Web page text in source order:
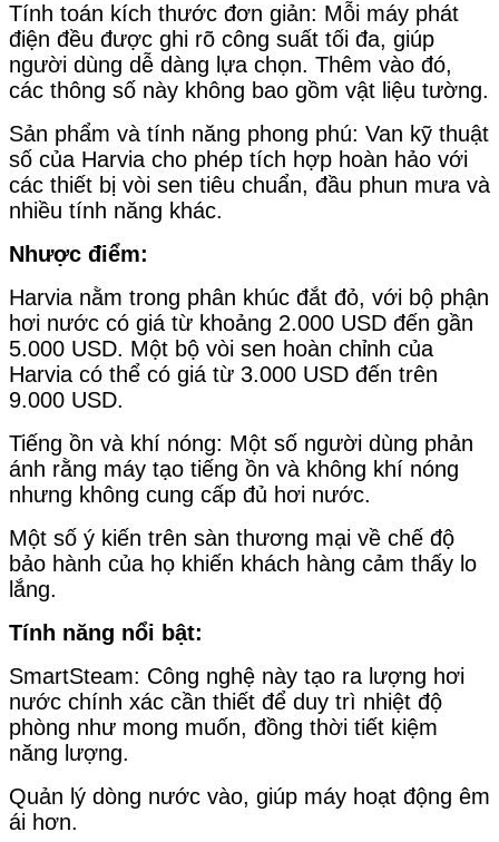
Tính toán kích thước đơn giản: Mỗi máy phát
điện đều được ghi rõ công suất tối đa, giúp
người dùng dễ dàng lựa chọn. Thêm vào đó,
các thông số này không bao gồm vật liệu tường.
Sản phẩm và tính năng phong phú: Van kỹ thuật
số của Harvia cho phép tích hợp hoàn hảo với
các thiết bị vòi sen tiêu chuẩn, đầu phun mưa và
nhiều tính năng khác.
Nhược điểm:
Harvia nằm trong phân khúc đắt đỏ, với bộ phận
hơi nước có giá từ khoảng 2.000 USD đến gần
5.000 USD. Một bộ vòi sen hoàn chỉnh của
Harvia có thể có giá từ 3.000 USD đến trên
9.000 USD.
Tiếng ồn và khí nóng: Một số người dùng phản
ánh rằng máy tạo tiếng ồn và không khí nóng
nhưng không cung cấp đủ hơi nước.
Một số ý kiến trên sàn thương mại về chế độ
bảo hành của họ khiến khách hàng cảm thấy lo
lắng.
Tính năng nổi bật:
SmartSteam: Công nghệ này tạo ra lượng hơi
nước chính xác cần thiết để duy trì nhiệt độ
phòng như mong muốn, đồng thời tiết kiệm
năng lượng.
Quản lý dòng nước vào, giúp máy hoạt động êm
ái hơn.